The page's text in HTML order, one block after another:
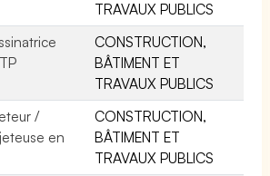
TRAVAUX PUBLICS
CONSTRUCTION,
BÂTIMENT ET
TRAVAUX PUBLICS
/
en
CONSTRUCTION,
BÂTIMENT ET
TRAVAUX PUBLICS